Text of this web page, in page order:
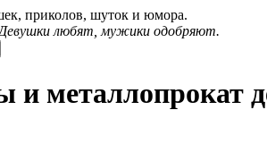
приколов, шуток и юмора.
Девушки любят, мужики одобряют.
и металлопрокат